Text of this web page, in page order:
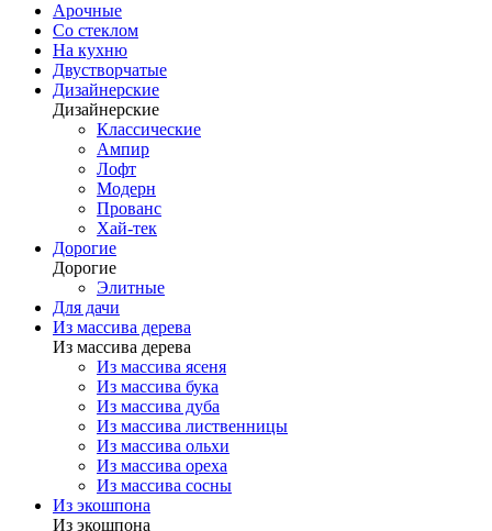
Арочные
Со стеклом
На кухню
Двустворчатые
Дизайнерские
Дизайнерские
Классические
Ампир
Лофт
Модерн
Прованс
Хай-тек
Дорогие
Дорогие
Элитные
Для дачи
Из массива дерева
Из массива дерева
Из массива ясеня
Из массива бука
Из массива дуба
Из массива лиственницы
Из массива ольхи
Из массива ореха
Из массива сосны
Из экошпона
Из экошпона